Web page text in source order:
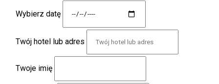
Wybierz datę
Twój hotel lub adres
Twoje imię